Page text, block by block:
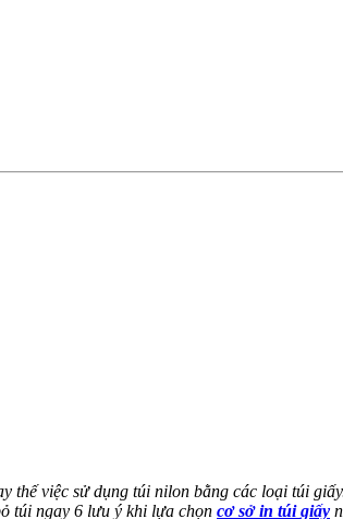
thế việc sử dụng túi nilon bằng các loại túi
túi ngay 6 lưu ý khi lựa chọn cơ sở in túi giấy